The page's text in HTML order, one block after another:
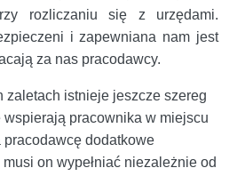
rozliczaniu się z urzędami.
i zapewniana nam jest
za nas pracodawcy.
zaletach istnieje jeszcze szereg
wspierają pracownika w miejscu
pracodawcę dodatkowe
on wypełniać niezależnie od